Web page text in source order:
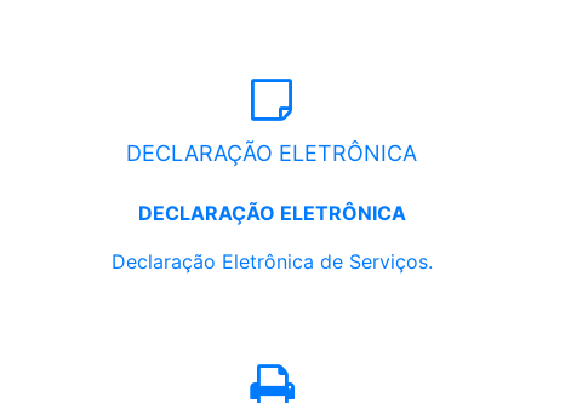
DECLARAÇÃO ELETRÔNICA
DECLARAÇÃO ELETRÔNICA
Declaração Eletrônica de Serviços.